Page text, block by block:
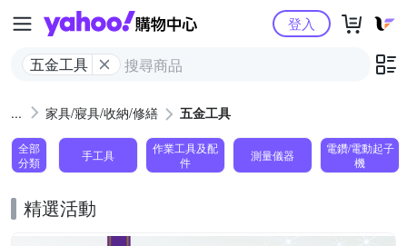
Yahoo購物中心
五金工具
登入
家具/寢具/收納/修繕 五金工具
全部
分類
手工具
作業工具及配
件
測量儀器
電鑽/電動起子
機
精選活動